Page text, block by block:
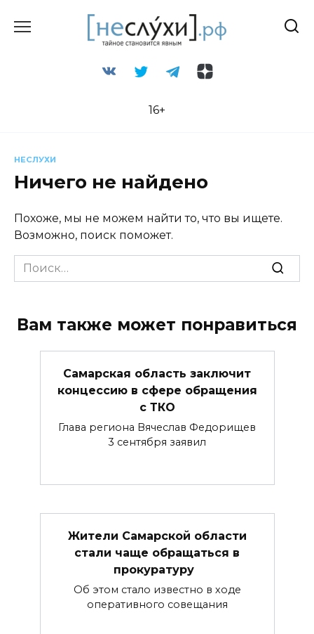
16+
НЕСЛУХИ
Ничего не найдено
Похоже, мы не можем найти то, что вы ищете.
Возможно, поиск поможет.
Search
for:
Вам также может понравиться
Самарская область заключит
концессию в сфере обращения
с ТКО
Глава региона Вячеслав Федорищев
3 сентября заявил
Жители Самарской области
стали чаще обращаться в
прокуратуру
Об этом стало известно в ходе
оперативного совещания